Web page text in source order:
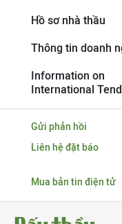
Hồ sơ nhà thầu
Thông tin doanh
Information on
International
Gửi phản hồi
Liên hệ đặt báo
Mua bản tin điện tử